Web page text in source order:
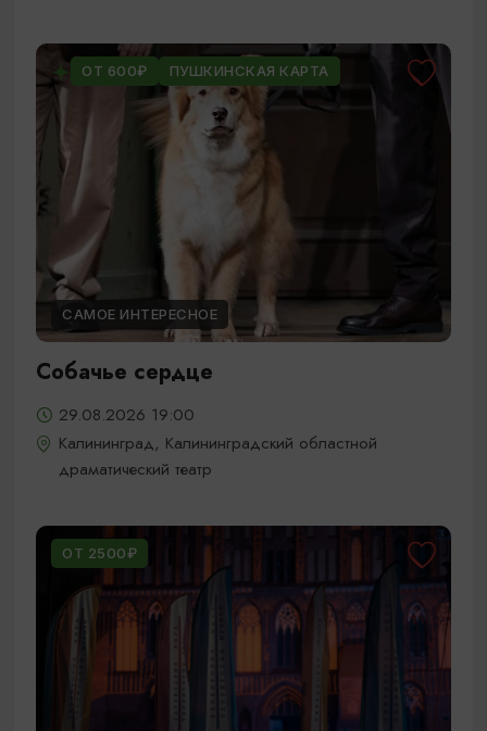
ОТ 600₽ ПУШКИНСКАЯ КАРТА
САМОЕ ИНТЕРЕСНОЕ
Собачье сердце
29.08.2026 19:00
Калининград, Калининградский областной
драматический театр
ОТ 2500₽